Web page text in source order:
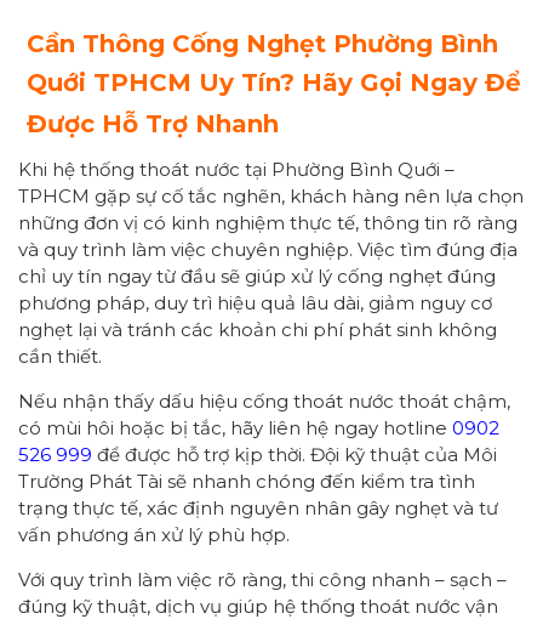
Cần Thông Cống Nghẹt Phường Bình
Quới TPHCM Uy Tín? Hãy Gọi Ngay Để
Được Hỗ Trợ Nhanh
Khi hệ thống thoát nước tại Phường Bình Quới –
TPHCM gặp sự cố tắc nghẽn, khách hàng nên lựa chọn
những đơn vị có kinh nghiệm thực tế, thông tin rõ ràng
và quy trình làm việc chuyên nghiệp. Việc tìm đúng địa
chỉ uy tín ngay từ đầu sẽ giúp xử lý cống nghẹt đúng
phương pháp, duy trì hiệu quả lâu dài, giảm nguy cơ
nghẹt lại và tránh các khoản chi phí phát sinh không
cần thiết.
Nếu nhận thấy dấu hiệu cống thoát nước thoát chậm,
có mùi hôi hoặc bị tắc, hãy liên hệ ngay hotline 0902
526 999 để được hỗ trợ kịp thời. Đội kỹ thuật của Môi
Trường Phát Tài sẽ nhanh chóng đến kiểm tra tình
trạng thực tế, xác định nguyên nhân gây nghẹt và tư
vấn phương án xử lý phù hợp.
Với quy trình làm việc rõ ràng, thi công nhanh – sạch –
đúng kỹ thuật, dịch vụ giúp hệ thống thoát nước vận